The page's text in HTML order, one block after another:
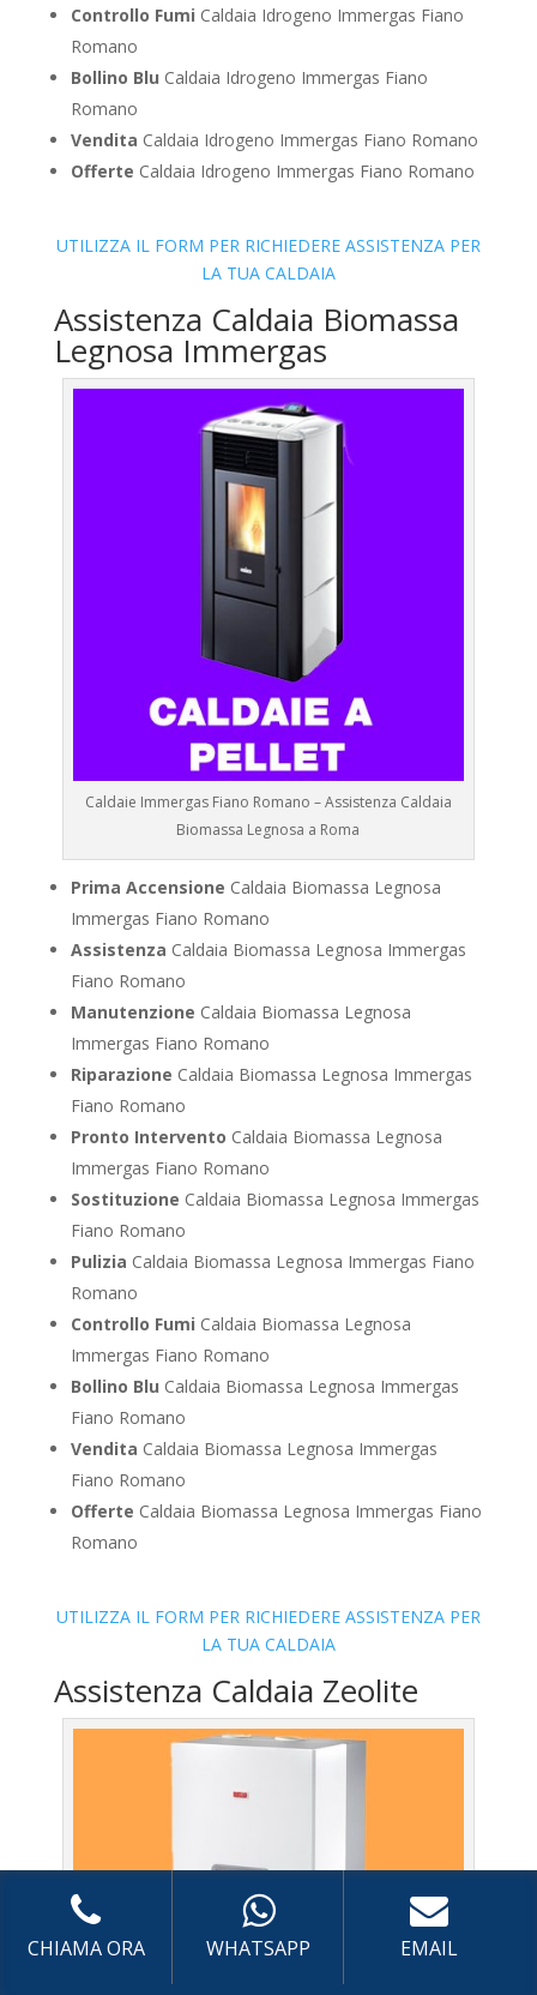
Controllo Fumi Caldaia Idrogeno Immergas Fiano
Romano
Bollino Blu Caldaia Idrogeno Immergas Fiano
Romano
Vendita Caldaia Idrogeno Immergas Fiano Romano
Offerte Caldaia Idrogeno Immergas Fiano Romano
UTILIZZA IL FORM PER RICHIEDERE ASSISTENZA PER
LA TUA CALDAIA
Assistenza Caldaia Biomassa
Legnosa Immergas
Caldaie Immergas Fiano Romano – Assistenza Caldaia
Biomassa Legnosa a Roma
Prima Accensione Caldaia Biomassa Legnosa
Immergas Fiano Romano
Assistenza Caldaia Biomassa Legnosa Immergas
Fiano Romano
Manutenzione Caldaia Biomassa Legnosa
Immergas Fiano Romano
Riparazione Caldaia Biomassa Legnosa Immergas
Fiano Romano
Pronto Intervento Caldaia Biomassa Legnosa
Immergas Fiano Romano
Sostituzione Caldaia Biomassa Legnosa Immergas
Fiano Romano
Pulizia Caldaia Biomassa Legnosa Immergas Fiano
Romano
Controllo Fumi Caldaia Biomassa Legnosa
Immergas Fiano Romano
Bollino Blu Caldaia Biomassa Legnosa Immergas
Fiano Romano
Vendita Caldaia Biomassa Legnosa Immergas
Fiano Romano
Offerte Caldaia Biomassa Legnosa Immergas Fiano
Romano
UTILIZZA IL FORM PER RICHIEDERE ASSISTENZA PER
LA TUA CALDAIA
Assistenza Caldaia Zeolite
CHIAMA ORA WHATSAPP EMAIL